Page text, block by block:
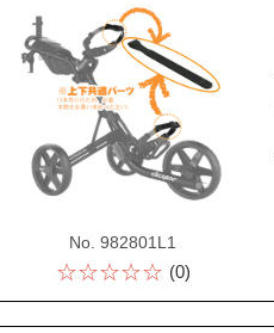
No. 982801L1
☆☆☆☆☆ (0)